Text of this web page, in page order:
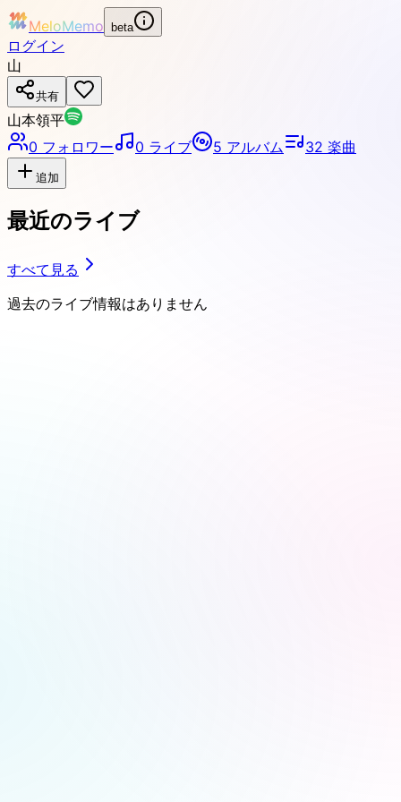
MeloMemo beta
ログイン
山
共有
山本領平
0 フォロワー 0 ライブ 5 アルバム 32 楽曲
追加
最近のライブ
すべて見る
過去のライブ情報はありません